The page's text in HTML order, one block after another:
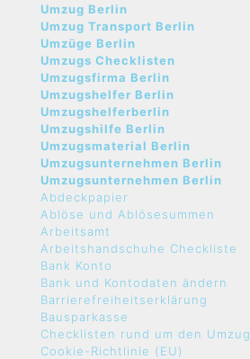
Umzug Berlin
Umzug Transport Berlin
Umzüge Berlin
Umzugs Checklisten
Umzugsfirma Berlin
Umzugshelfer Berlin
Umzugshelferberlin
Umzugshilfe Berlin
Umzugsmaterial Berlin
Umzugsunternehmen Berlin
Umzugsunternehmen Berlin
Abdeckpapier
Ablöse und Ablösesummen
Arbeitsamt
Arbeitshandschuhe Checkliste
Bank Konto
Bank und Kontodaten ändern
Barrierefreiheitserklärung
Bausparkasse
Checklisten rund um den Umzug
Cookie-Richtlinie (EU)